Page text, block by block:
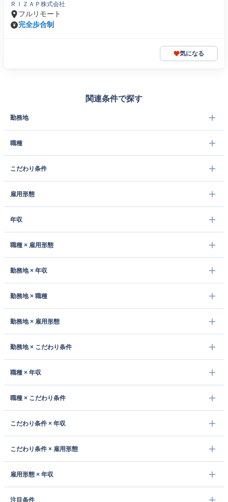
ＲＩＺＡＰ株式会社
フルリモート
完全歩合制
気になる
関連条件で探す
勤務地
職種
こだわり条件
雇用形態
年収
職種 × 雇用形態
勤務地 × 年収
勤務地 × 職種
勤務地 × 雇用形態
勤務地 × こだわり条件
職種 × 年収
職種 × こだわり条件
こだわり条件 × 年収
こだわり条件 × 雇用形態
雇用形態 × 年収
注目条件